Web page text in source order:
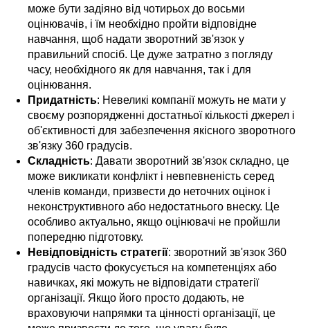
може бути задіяно від чотирьох до восьми
оцінювачів, і їм необхідно пройти відповідне
навчання, щоб надати зворотний зв'язок у
правильний спосіб. Це дуже затратно з погляду
часу, необхідного як для навчання, так і для
оцінювання.
Придатність: Невеликі компанії можуть не мати у
своєму розпорядженні достатньої кількості джерел і
об'єктивності для забезпечення якісного зворотного
зв'язку 360 градусів.
Складність: Давати зворотний зв'язок складно, це
може викликати конфлікт і невпевненість серед
членів команди, призвести до неточних оцінок і
неконструктивного або недостатнього внеску. Це
особливо актуально, якщо оцінювачі не пройшли
попередню підготовку.
Невідповідність стратегії: зворотний зв'язок 360
градусів часто фокусується на компетенціях або
навичках, які можуть не відповідати стратегії
організації. Якщо його просто додають, не
враховуючи напрямки та цінності організації, це